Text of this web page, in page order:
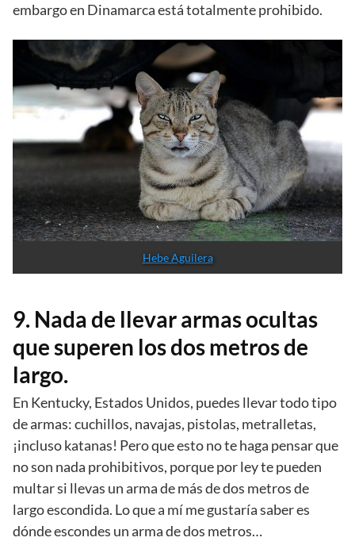
embargo en Dinamarca está totalmente prohibido.
Hebe Aguilera
9. Nada de llevar armas ocultas
que superen los dos metros de
largo.
En Kentucky, Estados Unidos, puedes llevar todo tipo
de armas: cuchillos, navajas, pistolas, metralletas,
¡incluso katanas! Pero que esto no te haga pensar que
no son nada prohibitivos, porque por ley te pueden
multar si llevas un arma de más de dos metros de
largo escondida. Lo que a mí me gustaría saber es
dónde escondes un arma de dos metros…